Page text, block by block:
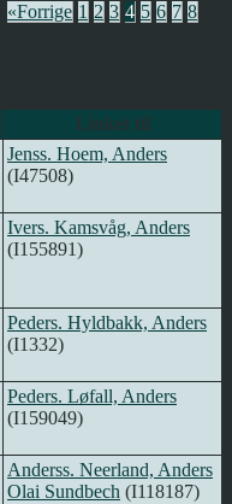
«Forrige 1 2 3 4 5 6 7 8
Linket til
Jenss. Hoem, Anders
(I47508)
Ivers. Kamsvåg, Anders
(I155891)
Peders. Hyldbakk, Anders
(I1332)
Peders. Løfall, Anders
(I159049)
Anderss. Neerland, Anders
Olai Sundbech (I118187)